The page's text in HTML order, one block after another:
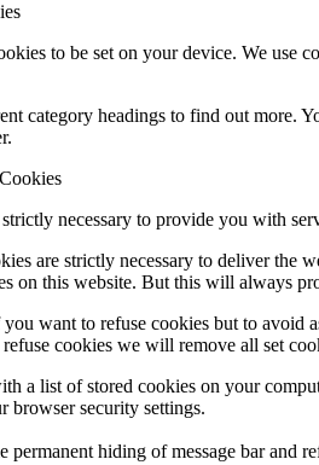
to be set on your device. We
category headings to find out more.
necessary to provide you with
are strictly necessary to deliver
on this website. But this will always
want to refuse cookies but to avoid
cookies we will remove all set
a list of stored cookies on your
browser security settings.
permanent hiding of message bar and